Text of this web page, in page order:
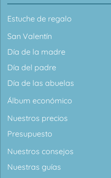
Estuche de regalo
San Valentín
Día de la madre
Día del padre
Día de las abuelas
Álbum económico
Nuestros precios
Presupuesto
Nuestros consejos
Nuestras guías